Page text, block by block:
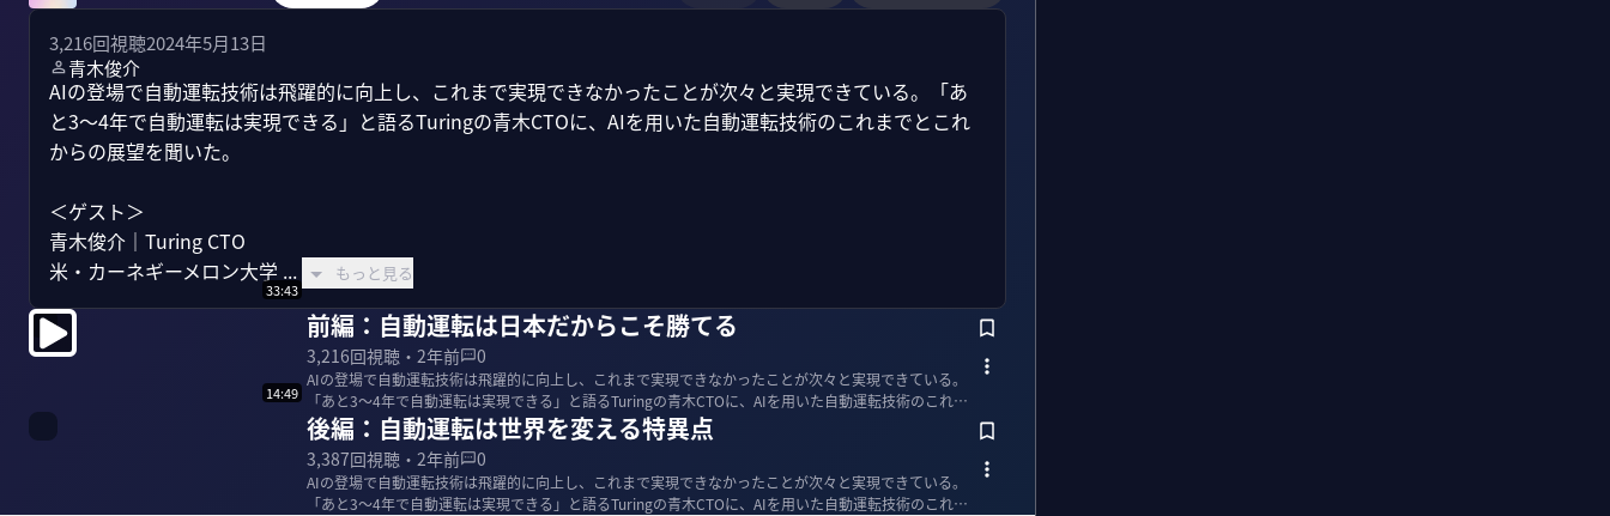
3,216回視聴2024年5月13日
青木俊介
AIの登場で自動運転技術は飛躍的に向上し、これまで実現できなかったことが次々と実現できている。「あ
と3〜4年で自動運転は実現できる」と語るTuringの青木CTOに、AIを用いた自動運転技術のこれまでとこれ
からの展望を聞いた。
＜ゲスト＞
青木俊介｜Turing CTO
米・カーネギーメロン大学 ...
もっと見る
33:43
前編：自動運転は日本だからこそ勝てる
3,216回視聴・ 2年前 0
AIの登場で自動運転技術は飛躍的に向上し、これまで実現できなかったことが次々と実現できている。
「あと3〜4年で自動運転は実現できる」と語るTuringの青木CTOに、AIを用いた自動運転技術のこれま
で...
14:49
後編：自動運転は世界を変える特異点
3,387回視聴・ 2年前 0
AIの登場で自動運転技術は飛躍的に向上し、これまで実現できなかったことが次々と実現できている。
「あと3〜4年で自動運転は実現できる」と語るTuringの青木CTOに、AIを用いた自動運転技術のこれま